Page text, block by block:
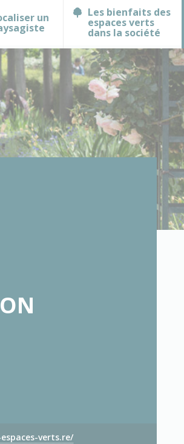
un Les bienfaits des
espaces verts
dans la société
verts.re/